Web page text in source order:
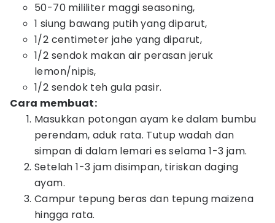
50-70 mililiter maggi seasoning,
1 siung bawang putih yang diparut,
1/2 centimeter jahe yang diparut,
1/2 sendok makan air perasan jeruk
lemon/nipis,
1/2 sendok teh gula pasir.
Cara membuat:
Masukkan potongan ayam ke dalam bumbu
perendam, aduk rata. Tutup wadah dan
simpan di dalam lemari es selama 1-3 jam.
Setelah 1-3 jam disimpan, tiriskan daging
ayam.
Campur tepung beras dan tepung maizena
hingga rata.